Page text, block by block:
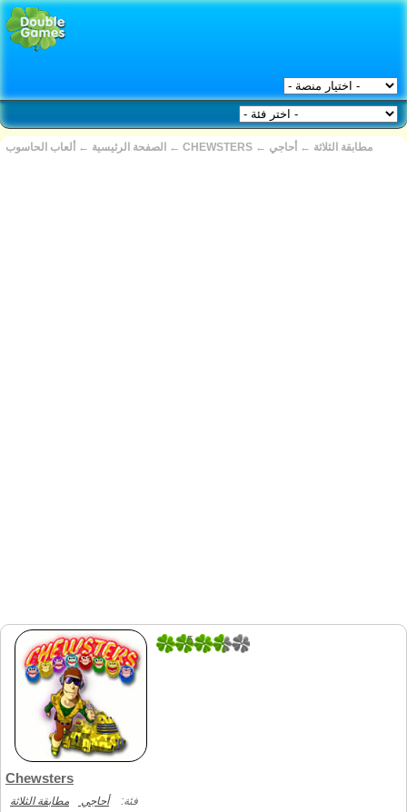
الصفحة الرئيسية ← ألعاب الحاسوب ← CHEWSTERS ← مطابقة الثلاثة ← أحاجي
5
Chewsters
فئة: أحاجي مطابقة الثلاثة